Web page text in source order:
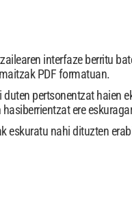
interfaze berritu
PDF formatuan.
pertsonentzat haien
ere
eskuratu nahi dituzten